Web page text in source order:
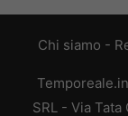
Chi siamo -
SRL - Via